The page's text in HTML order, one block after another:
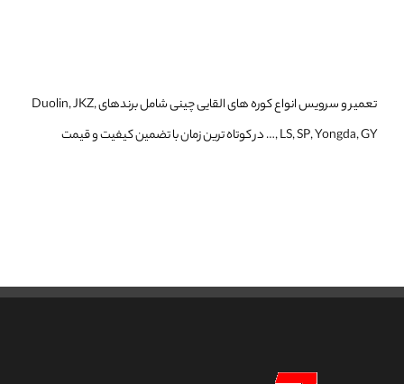
تعمیر و سرویس انواع کوره های القایی چینی شامل برندهای Duolin, JKZ,
LS, SP, Yongda, GY ,… در کوتاه ترین زمان با تضمین کیفیت و قیمت